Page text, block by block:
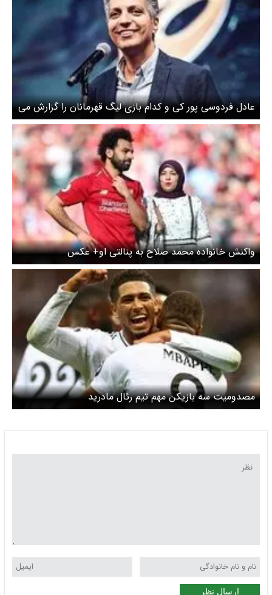
عادل فردوسی پور کی و کدام بازی لیگ قهرمانان را گزارش می
کند؟
واکنش خانواده محمد صلاح به پنالتی او+ عکس
مصدومیت سه بازیکن مهم تیم رئال مادرید
ارسال نظر